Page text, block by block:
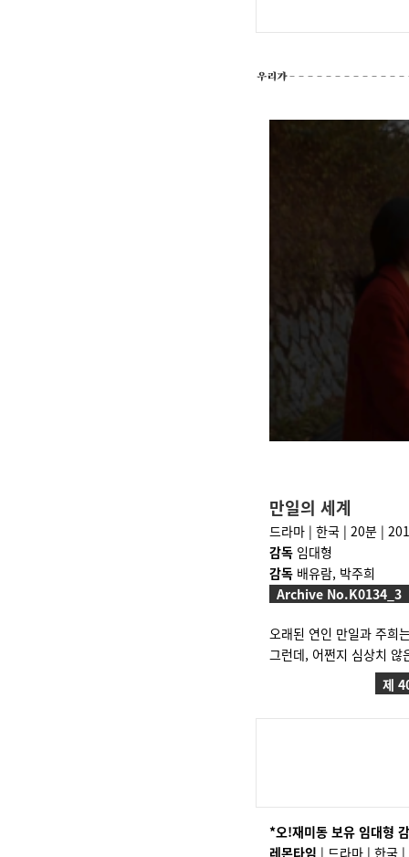
만일의 세계
드라마 | 한국 | 20분 |
감독 임대형
감독 배유람, 박주희
Archive No.K0134_3
오래된 연인 만일과 주희
그런데, 어쩐지 심상치 않
제
*오!재미동 보유 임대형
레몬타임 | 드라마 | 한국